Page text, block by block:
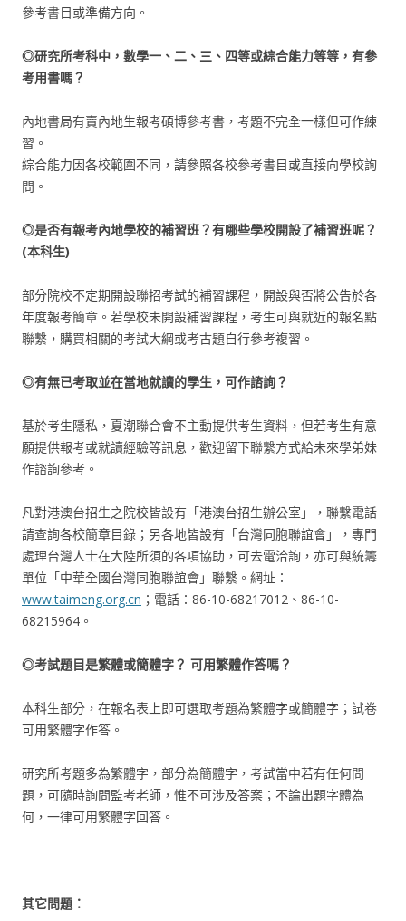
參考書目或準備方向。
◎研究所考科中，數學一、二、三、四等或綜合能力等等，有參
考用書嗎？
內地書局有賣內地生報考碩博參考書，考題不完全一樣但可作練
習。
綜合能力因各校範圍不同，請參照各校參考書目或直接向學校詢
問。
◎是否有報考內地學校的補習班？有哪些學校開設了補習班呢？
(本科生)
部分院校不定期開設聯招考試的補習課程，開設與否將公告於各
年度報考簡章。若學校未開設補習課程，考生可與就近的報名點
聯繫，購買相關的考試大綱或考古題自行參考複習。
◎有無已考取並在當地就讀的學生，可作諮詢？
基於考生隱私，夏潮聯合會不主動提供考生資料，但若考生有意
願提供報考或就讀經驗等訊息，歡迎留下聯繫方式給未來學弟妹
作諮詢參考。
凡對港澳台招生之院校皆設有「港澳台招生辦公室」，聯繫電話
請查詢各校簡章目錄；另各地皆設有「台灣同胞聯誼會」，專門
處理台灣人士在大陸所須的各項協助，可去電洽詢，亦可與統籌
單位「中華全國台灣同胞聯誼會」聯繫。網址：
www.taimeng.org.cn ；電話：86-10-68217012、86-10-
68215964。
◎考試題目是繁體或簡體字？ 可用繁體作答嗎？
本科生部分，在報名表上即可選取考題為繁體字或簡體字；試卷
可用繁體字作答。
研究所考題多為繁體字，部分為簡體字，考試當中若有任何問
題，可隨時詢問監考老師，惟不可涉及答案；不論出題字體為
何，一律可用繁體字回答。
其它問題：